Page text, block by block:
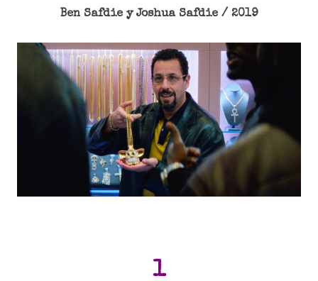
Ben Safdie y Joshua Safdie / 2019
1